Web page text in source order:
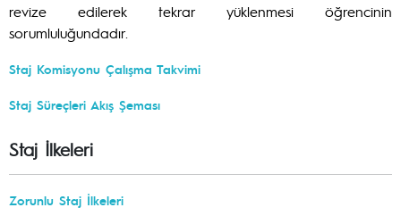
revize edilerek tekrar yüklenmesi öğrencinin
sorumluluğundadır.
Staj Komisyonu Çalışma Takvimi
Staj Süreçleri Akış Şeması
Staj İlkeleri
Zorunlu Staj İlkeleri